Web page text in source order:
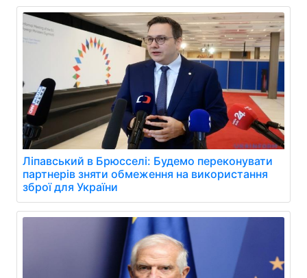
Ліпавський в Брюсселі: Будемо переконувати
партнерів зняти обмеження на використання
зброї для України